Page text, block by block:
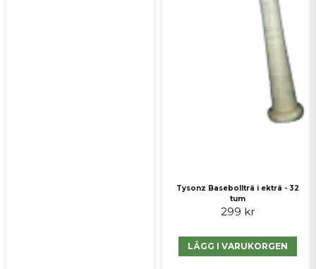
Tysonz Basebollträ i ekträ - 32
tum
299 kr
LÄGG I VARUKORGEN